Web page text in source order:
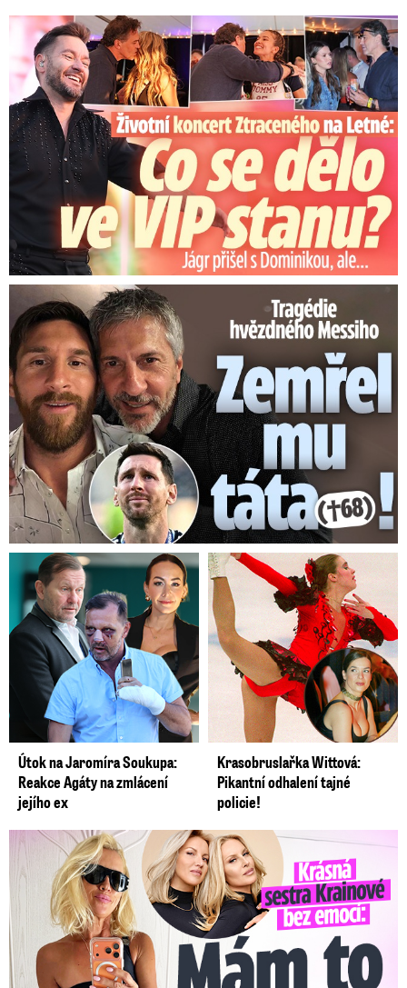
Koncert Ztraceného na Letné: Jágr přišel s Dominikou, ale...
Tragédie hvězdného Messiho: Zemřel mu táta (†68)!
Útok na Jaromíra Soukupa:
Reakce Agáty na zmlácení
jejího ex
Krasobruslařka Wittová:
Pikantní odhalení tajné
policie!
Krásná sestra Krainové bez emocí: Mám to za pár…